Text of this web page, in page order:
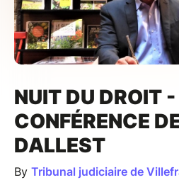
NUIT DU DROIT -
CONFÉRENCE
DALLEST
By Tribunal judiciaire de